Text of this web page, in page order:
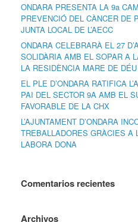
ONDARA PRESENTA LA 9a
PREVENCIÓ DEL CÀNCER DE
JUNTA LOCAL DE L’AECC
ONDARA CELEBRARÀ EL 27
SOLIDÀRIA AMB EL SOPAR A
LA RESIDÈNCIA MARE DE
EL PLE D’ONDARA RATIFICA
PAI DEL SECTOR 9A AMB EL
FAVORABLE DE LA CHX
L’AJUNTAMENT D’ONDARA
TREBALLADORES GRÀCIES A
LABORA DONA
Comentarios recientes
Archivos